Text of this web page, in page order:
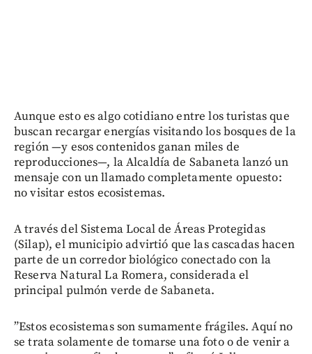
Aunque esto es algo cotidiano entre los turistas que
buscan recargar energías visitando los bosques de la
región —y esos contenidos ganan miles de
reproducciones—, la Alcaldía de Sabaneta lanzó un
mensaje con un llamado completamente opuesto:
no visitar estos ecosistemas.
A través del Sistema Local de Áreas Protegidas
(Silap), el municipio advirtió que las cascadas hacen
parte de un corredor biológico conectado con la
Reserva Natural La Romera, considerada el
principal pulmón verde de Sabaneta.
”Estos ecosistemas son sumamente frágiles. Aquí no
se trata solamente de tomarse una foto o de venir a